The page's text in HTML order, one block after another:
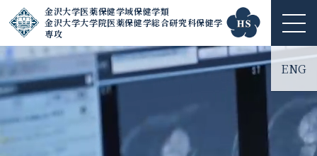
金沢大学医薬保健学域保健学類
金沢大学大学院医薬保健学総合研究科保健学
専攻
ME
NU
ENG